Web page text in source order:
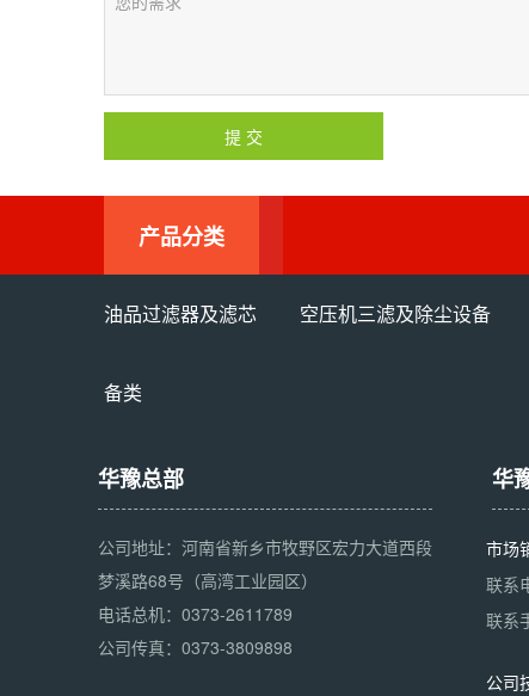
产品分类
油品过滤器及滤芯 空压机三滤及除尘设备
备类
华豫总部
公司地址：河南省新乡市牧野区宏力大道西段
梦溪路68号（高湾工业园区）
电话总机：0373-2611789
公司传真：0373-3809898
华
市场
联系
联系
公司